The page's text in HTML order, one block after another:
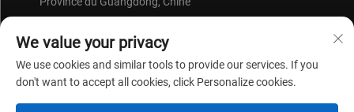
+86-18214652676
[email protected]
We value your privacy
We use cookies and similar tools to provide our services. If you
don't want to accept all cookies, click Personalize cookies.